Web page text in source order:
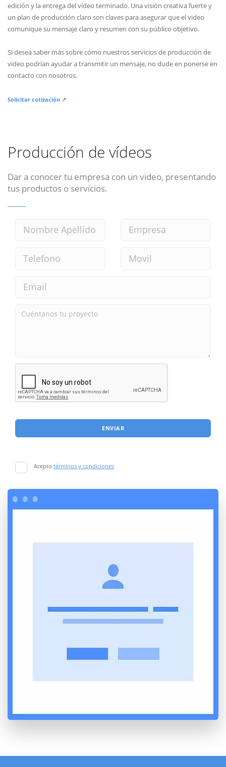
edición y la entrega del vídeo terminado. Una visión creativa fuerte y
un plan de producción claro son claves para asegurar que el video
comunique su mensaje claro y resumen con su público objetivo.
Si desea saber más sobre cómo nuestros servicios de producción de
video podrían ayudar a transmitir un mensaje, no dude en ponerse en
contacto con nosotros.
Solicitar cotización ↗
Producción de vídeos
Dar a conocer tu empresa con un video, presentando
tus productos o servicios.
ENVIAR
Acepto términos y condiciones